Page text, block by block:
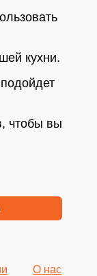
кухни.
чтобы вы
О нас